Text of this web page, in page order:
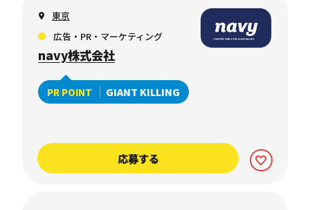
東京
広告・PR・マーケティング
navy株式会社
PR POINT GIANT KILLING
応募する